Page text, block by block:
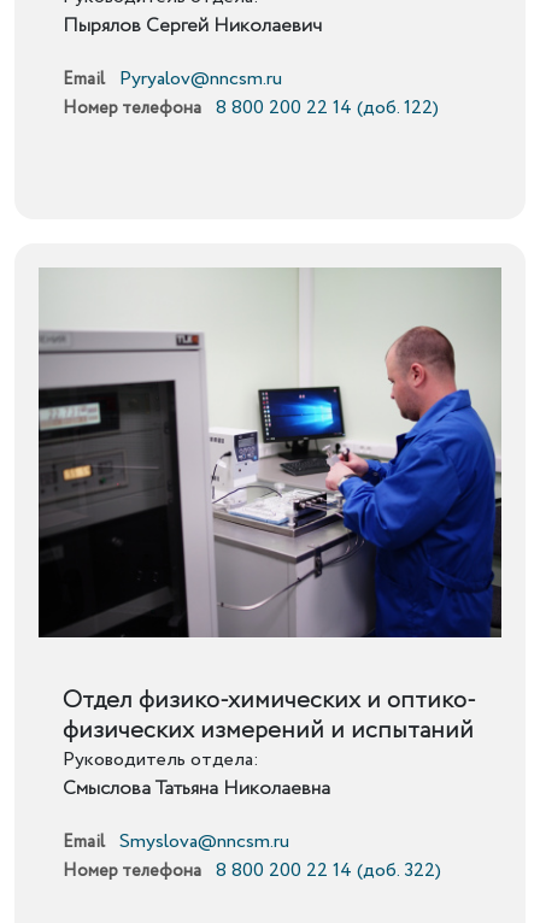
Пырялов Сергей Николаевич
Email Pyryalov@nncsm.ru
Номер телефона 8 800 200 22 14 (доб. 122)
Подробнее
Отдел физико-химических и оптико-
физических измерений и испытаний
Руководитель отдела:
Смыслова Татьяна Николаевна
Email Smyslova@nncsm.ru
Номер телефона 8 800 200 22 14 (доб. 322)